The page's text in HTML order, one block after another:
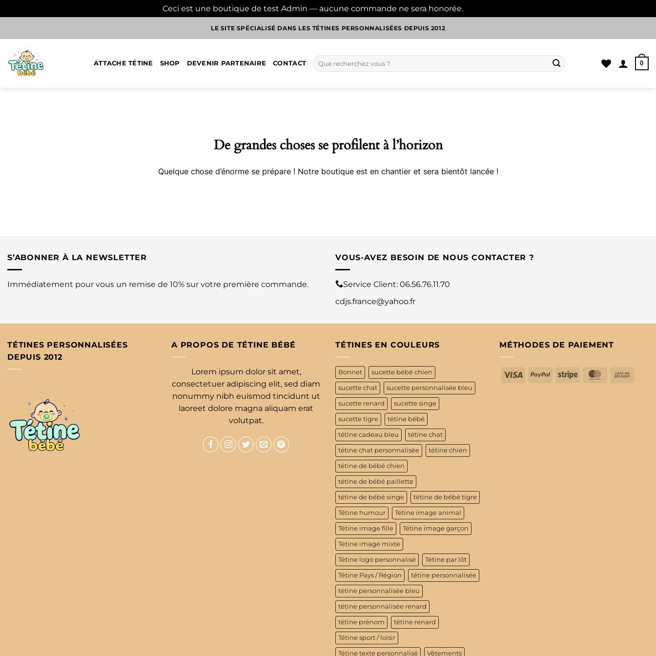
Ceci est une boutique de test Admin — aucune commande ne sera honorée.
LE SITE SPÉCIALISÉ DANS LES TÉTINES PERSONNALISÉES DEPUIS 2012
ATTACHE TÉTINE SHOP DEVENIR PARTENAIRE CONTACT
Recherche
pour :
0
De grandes choses se profilent à l’horizon
Quelque chose d’énorme se prépare ! Notre boutique est en chantier et sera bientôt lancée !
S’ABONNER À LA NEWSLETTER
Immédiatement pour vous un remise de 10% sur votre première commande.
VOUS-AVEZ BESOIN DE NOUS CONTACTER ?
Service Client: 06.56.76.11.70
cdjs.france@yahoo.fr
TÉTINES PERSONNALISÉES
DEPUIS 2012
A PROPOS DE TÉTINE BÉBÉ
Lorem ipsum dolor sit amet,
consectetuer adipiscing elit, sed diam
nonummy nibh euismod tincidunt ut
laoreet dolore magna aliquam erat
volutpat.
TÉTINES EN COULEURS
Bonnet sucette bébé chien
sucette chat sucette personnalisée bleu
sucette renard sucette singe
sucette tigre tétine bébé
tétine cadeau bleu tétine chat
tétine chat personnalisée tétine chien
tétine de bébé chien
tétine de bébé paillette
tétine de bébé singe tétine de bébé tigre
Tétine humour Tétine image animal
Tétine image fille Tétine image garçon
Tétine image mixte
Tétine logo personnalisé Tétine par lôt
Tétine Pays / Région tétine personnalisée
tétine personnalisée bleu
tétine personnalisée renard
tétine prénom tétine renard
Tétine sport / loisir
Tétine texte personnalisé Vêtements
MÉTHODES DE PAIEMENT
Visa PayPalStripe MasterCard